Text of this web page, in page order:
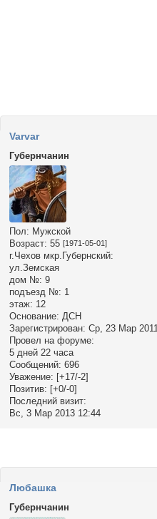
Varvar
Губернчанин
Пол: Мужской
Возраст: 55 [1971-05-01]
г.Чехов мкр.Губернский:
ул.Земская
дом №: 9
подъезд №: 1
этаж: 12
Основание: ДСН
Зарегистрирован: Ср, 23 Мар 2011
Провел на форуме:
5 дней 22 часа
Сообщений: 696
Уважение: [+17/-2]
Позитив: [+0/-0]
Последний визит:
Вс, 3 Мар 2013 12:44
Любашка
Губернчанин